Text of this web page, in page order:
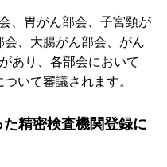
、胃がん部会、子宮頸が
、大腸がん部会、がん
あり、各部会において
いて審議されます。
精密検査機関登録に